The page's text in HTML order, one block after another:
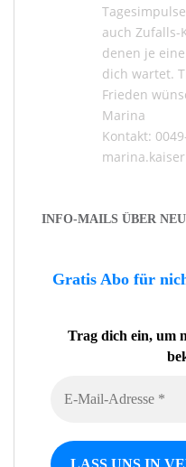
auch Zufalls-
denen je
dich wartet.
Frieden
Marina
Kontakt:
INFO-MAILS ÜBER
Gratis Abo für
Trag dich ein, um